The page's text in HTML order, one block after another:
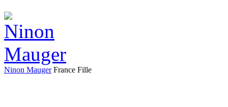
Ninon Mauger France Fille